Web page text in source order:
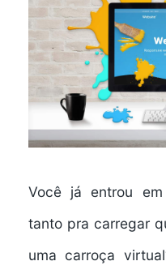
Você já entrou
tanto pra carregar
uma carroça